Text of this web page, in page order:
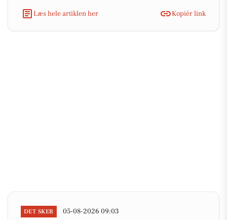
Læs hele artiklen her
Kopiér link
DET SKER 05-08-2026 09:03